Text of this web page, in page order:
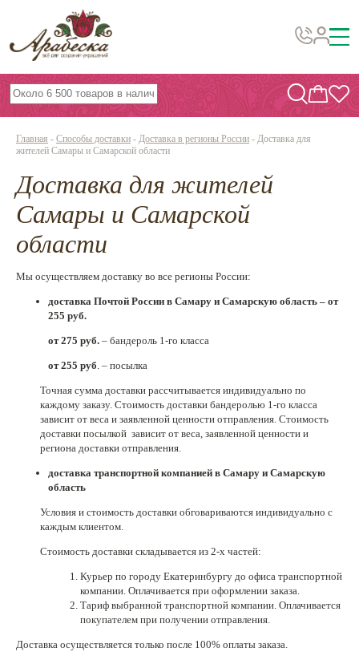
Бусины, подвески, декор
Бисер
Вышивка украшений
Фурнитура
Проволока
Инструменты и материалы
По темам и сезонам
Бисер TOHO
Нетемнеющая фурнитура
Всё для вышивки
Проволока
Натуральные камни
Новинки!
О магазине
Главная - Способы доставки - Доставка в регионы России - Доставка для
жителей Самары и Самарской области
Доставка для жителей
Самары и Самарской
области
Мы осуществляем доставку во все регионы России:
доставка Почтой России в Самару и Самарскую область – от
255 руб.
от 275 руб. – бандероль 1-го класса
от 255 руб. – посылка
Точная сумма доставки рассчитывается индивидуально по
каждому заказу. Стоимость доставки бандеролью 1-го класса
зависит от веса и заявленной ценности отправления. Стоимость
доставки посылкой зависит от веса, заявленной ценности и
региона доставки отправления.
доставка транспортной компанией в Самару и Самарскую
область
Условия и стоимость доставки обговариваются индивидуально с
каждым клиентом.
Стоимость доставки складывается из 2-х частей:
Курьер по городу Екатеринбургу до офиса транспортной
компании. Оплачивается при оформлении заказа.
Тариф выбранной транспортной компании. Оплачивается
покупателем при получении отправления.
Доставка осуществляется только после 100% оплаты заказа.